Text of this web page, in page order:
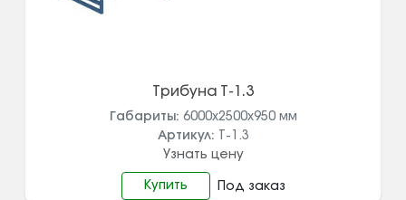
Трибуна Т-1.3
Габариты: 6000х2500х950 мм
Артикул: Т-1.3
Узнать цену
Купить Под заказ